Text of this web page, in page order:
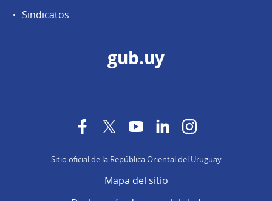
Sindicatos
gub.uy
FacebookTwitterYouTubeLinkedInInstagram
Sitio oficial de la República Oriental del Uruguay
Mapa del sitio